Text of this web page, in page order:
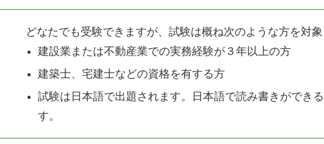
どなたでも受験できますが、試験は概ね次のような方を対象
建設業または不動産業での実務経験が３年以上の方
建築士、宅建士などの資格を有する方
試験は日本語で出題されます。日本語で読み書きができ
す。